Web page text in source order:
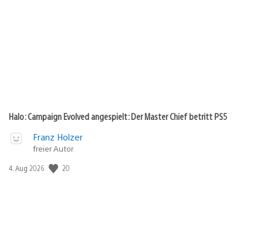
Halo: Campaign Evolved angespielt: Der Master Chief betritt PS5
Franz Holzer
freier Autor
Veröffentlichungsdatum:
4. Aug 2026 20